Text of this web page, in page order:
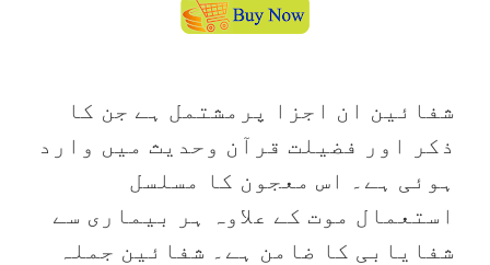
شفائین ان اجزا پرمشتمل ہے جن کا
ذکر اور فضیلت قرآن وحدیث میں وارد
ہوئی ہے۔ اس معجون کا مسلسل
استعمال موت کے علاوہ ہر بیماری سے
شفایابی کا ضامن ہے۔ شفائین جملہ